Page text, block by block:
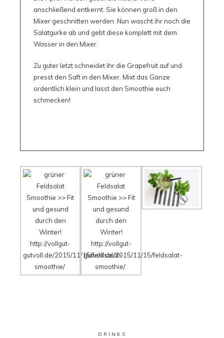
anschließend entkernt. Sie können groß in den
Mixer geschnitten werden. Nun wascht ihr noch die
Salatgurke ab und gebt diese komplett mit dem
Wasser in den Mixer.
Zu guter letzt schneidet ihr die Grapefruit auf und
presst den Saft in den Mixer. Mixt das Ganze
ordentlich klein und lasst den Smoothie euch
schmecken!
DRINKS